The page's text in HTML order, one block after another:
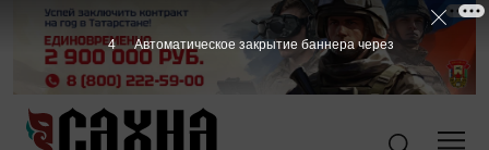
3 Автоматическое закрытие баннера через